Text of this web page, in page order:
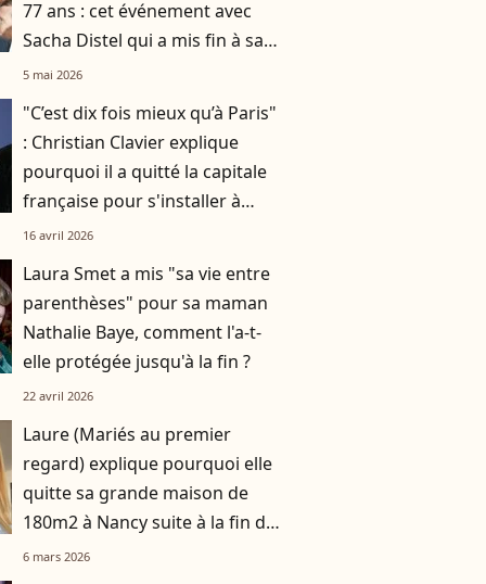
77 ans : cet événement avec
Sacha Distel qui a mis fin à sa
carrière
5 mai 2026
"C’est dix fois mieux qu’à Paris"
: Christian Clavier explique
pourquoi il a quitté la capitale
française pour s'installer à
Bruxelles
16 avril 2026
Laura Smet a mis "sa vie entre
parenthèses" pour sa maman
Nathalie Baye, comment l'a-t-
elle protégée jusqu'à la fin ?
22 avril 2026
Laure (Mariés au premier
regard) explique pourquoi elle
quitte sa grande maison de
180m2 à Nancy suite à la fin de
son histoire avec Matthieu
6 mars 2026